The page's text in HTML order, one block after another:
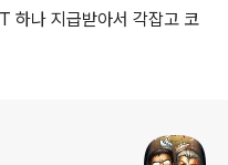
하나 지급받아서 각잡고 코